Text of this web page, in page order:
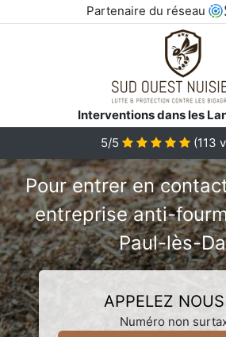
Partenaire du réseau
Interventions dans les
5/5
(113
Pour entrer en
entreprise anti-
Paul-lès-
APPELEZ
Numéro non